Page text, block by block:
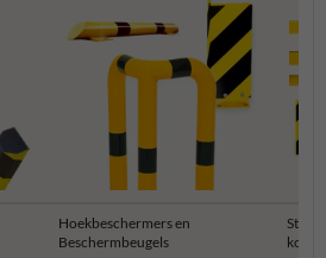
Hoekbeschermers en
Beschermbeugels